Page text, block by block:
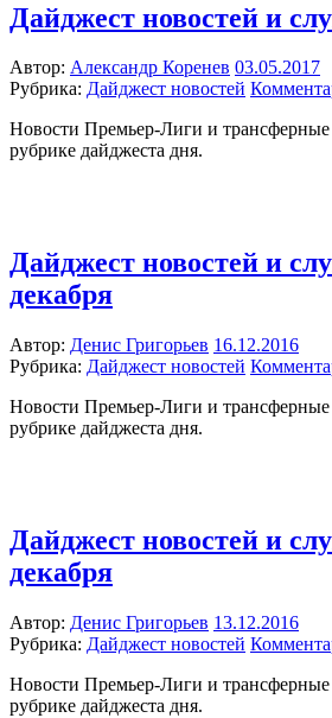
Дайджест новостей и
Автор: Александр Коренев 03.05.2017
Рубрика: Дайджест новостей
Новости Премьер-Лиги и трансферные
рубрике дайджеста дня.
Дайджест новостей и
декабря
Автор: Денис Григорьев 16.12.2016
Рубрика: Дайджест новостей
Новости Премьер-Лиги и трансферные
рубрике дайджеста дня.
Дайджест новостей и
декабря
Автор: Денис Григорьев 13.12.2016
Рубрика: Дайджест новостей
Новости Премьер-Лиги и трансферные
рубрике дайджеста дня.